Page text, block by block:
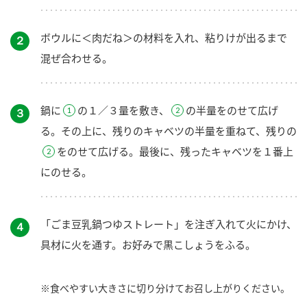
２
ボウルに＜肉だね＞の材料を入れ、粘りけが出るまで
混ぜ合わせる。
３ 鍋に の１／３量を敷き、
の半量をのせて広げ
る。その上に、残りのキャベツの半量を重ねて、残りの
をのせて広げる。最後に、残ったキャベツを１番上
にのせる。
４
「ごま豆乳鍋つゆストレート」を注ぎ入れて火にかけ、
具材に火を通す。お好みで黒こしょうをふる。
※食べやすい大きさに切り分けてお召し上がりください。